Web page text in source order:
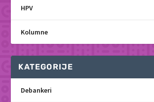
HPV
Kolumne
KATEGORIJE
Debankeri